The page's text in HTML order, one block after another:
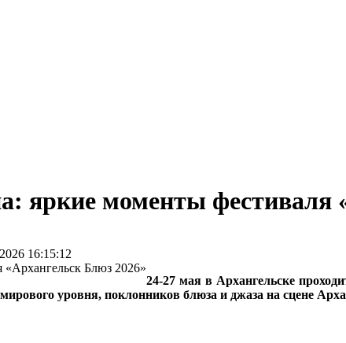
яркие моменты фестиваля
16:15:12
24-27 мая в Архангельске
уровня, поклонников блюза и джаза на сцене